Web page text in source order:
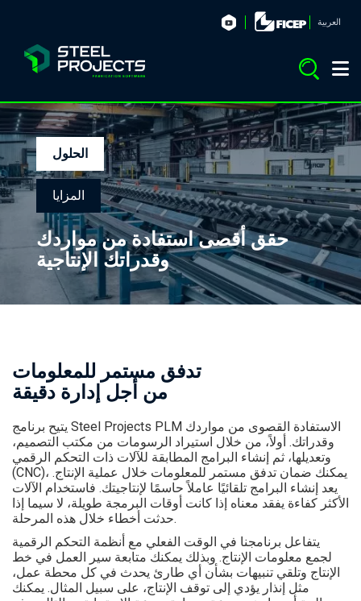
العربية
الحلول
المزايا
حقق أقصى استفادة من مواردك
وقدراتك الإنتاجية
تدفق مستمر للمعلومات
من أجل إدارة دقيقة
يتيح برنامج Steel Projects PLM الاستفادة القصوى من مواردك
وقدراتك. أولاً، من خلال استيراد الرسومات من مكتب التصميم،
وتعديلها، ثم إنشاء البرامج المطابقة للآلات ذات التحكم الرقمي
(CNC)، يمكنك ضمان تدفق مستمر للمعلومات خلال عملية الإنتاج.
يعد إنشاء البرامج تلقائيًا عاملاً حاسمًا لإنتاجيتك. فاستخدام الآلات
الأكثر كفاءة يفقد معناه إذا كانت أوقات البرمجة طويلة، لا سيما إذا
حدثت أخطاء خلال هذه المرحلة.
يتفاعل برنامجنا في الوقت الفعلي مع أنظمة التحكم الرقمية
لجمع معلومات الإنتاج. وبذلك يمكنك متابعة سير العمل في خط
الإنتاج وتلقي تنبيهات بشأن أي طارئ يحدث في كل محطة عمل،
مثل إنذار يؤدي إلى توقف الإنتاج، على سبيل المثال. يمكنك